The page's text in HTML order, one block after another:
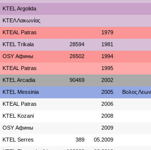
KTEL Argolida
ΚΤΕΛ Λακωνίας
KTEAL Patras 1979
ΚΤΕL Τrikala 28594 1981
OSY Афины 26502 1994
KTEAL Patras 1995
KTEL Arcadia 90469 2002
KTEL Messinia 2005 Βολος
KTEAL Patras 2006
ΚΤΕL Kozani 2008
OSY Афины 2009
KTEL Serres 389 05.2009